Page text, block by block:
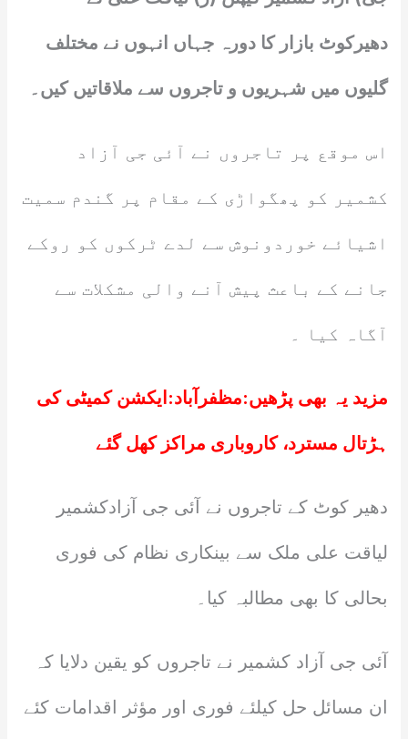
دھیرکوٹ بازار کا دورہ جہاں انہوں نے مختلف
گلیوں میں شہریوں و تاجروں سے ملاقاتیں کیں۔
اس موقع پر تاجروں نے آئی جی آزاد
کشمیر کو پھگواڑی کے مقام پر گندم سمیت
اشیائے خوردونوش سے لدے ٹرکوں کو روکے
جانے کے باعث پیش آنے والی مشکلات سے
آگاہ کیا ۔
مزید یہ بھی پڑھیں:مظفرآباد:ایکشن کمیٹی کی
ہڑتال مسترد، کاروباری مراکز کھل گئے
دھیر کوٹ کے تاجروں نے آئی جی آزادکشمیر
لیاقت علی ملک سے بینکاری نظام کی فوری
بحالی کا بھی مطالبہ کیا۔
آئی جی آزاد کشمیر نے تاجروں کو یقین دلایا کہ
ان مسائل حل کیلئے فوری اور مؤثر اقدامات کئے